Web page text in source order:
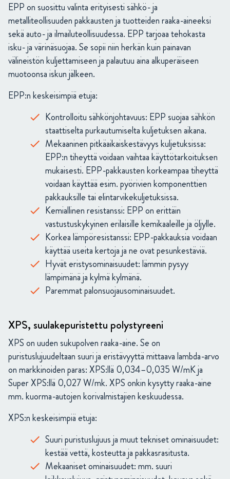
EPP on suosittu valinta erityisesti sähkö- ja
metalliteollisuuden pakkausten ja tuotteiden raaka-aineeksi
sekä auto- ja ilmailuteollisuudessa. EPP tarjoaa tehokasta
isku- ja värinäsuojaa. Se sopii niin herkän kuin painavan
välineistön kuljettamiseen ja palautuu aina alkuperäiseen
muotoonsa iskun jälkeen.
EPP:n keskeisimpiä etuja:
Kontrolloitu sähkönjohtavuus: EPP suojaa sähkön
staattiselta purkautumiselta kuljetuksen aikana.
Mekaaninen pitkäaikaiskestävyys kuljetuksissa:
EPP:n tiheyttä voidaan vaihtaa käyttötarkoituksen
mukaisesti. EPP-pakkausten korkeampaa tiheyttä
voidaan käyttää esim. pyörivien komponenttien
pakkauksille tai elintarvikekuljetuksissa.
Kemiallinen resistanssi: EPP on erittäin
vastustuskykyinen erilaisille kemikaaleille ja öljylle.
Korkea lämpöresistanssi: EPP-pakkauksia voidaan
käyttää useita kertoja ja ne ovat pesunkestäviä.
Hyvät eristysominaisuudet: lämmin pysyy
lämpimänä ja kylmä kylmänä.
Paremmat palonsuojausominaisuudet.
XPS, suulakepuristettu polystyreeni
XPS on uuden sukupolven raaka-aine. Se on
puristuslujuudeltaan suuri ja eristävyyttä mittaava lambda-arvo
on markkinoiden paras: XPS:llä 0,034–0,035 W/mK ja
Super XPS:llä 0,027 W/mk. XPS onkin kysytty raaka-aine
mm. kuorma-autojen korivalmistajien keskuudessa.
XPS:n keskeisimpiä etuja:
Suuri puristuslujuus ja muut tekniset ominaisuudet:
kestää vettä, kosteutta ja pakkasrasitusta.
Mekaaniset ominaisuudet: mm. suuri